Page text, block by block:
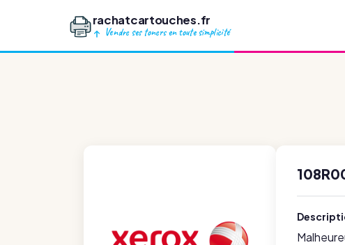
rachatcartouches.fr
Vendre ses toners en toute simplicité